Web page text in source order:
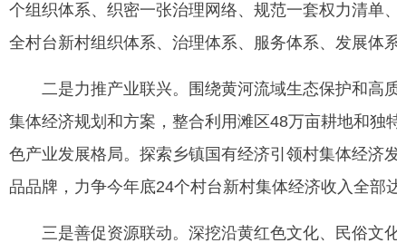
个组织体系、织密一张治理网络、规范一套权力清单
全村台新村组织体系、治理体系、服务体系、发展体
二是力推产业联兴。围绕黄河流域生态保护和高质
集体经济规划和方案，整合利用滩区48万亩耕地和独
色产业发展格局。探索乡镇国有经济引领村集体经济
品品牌，力争今年底24个村台新村集体经济收入全部
三是善促资源联动。深挖沿黄红色文化、民俗文化